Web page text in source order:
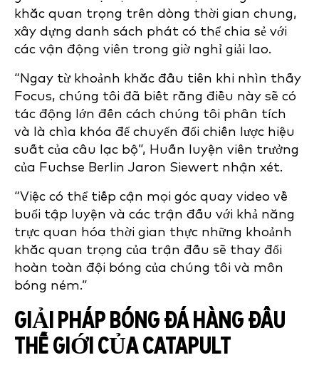
khắc quan trọng trên dòng thời gian chung,
xây dựng danh sách phát có thể chia sẻ với
các vận động viên trong giờ nghỉ giải lao.
“Ngay từ khoảnh khắc đầu tiên khi nhìn thấy
Focus, chúng tôi đã biết rằng điều này sẽ có
tác động lớn đến cách chúng tôi phân tích
và là chìa khóa để chuyển đổi chiến lược hiệu
suất của câu lạc bộ”, Huấn luyện viên trưởng
của Fuchse Berlin Jaron Siewert nhận xét.
“Việc có thể tiếp cận mọi góc quay video về
buổi tập luyện và các trận đấu với khả năng
trực quan hóa thời gian thực những khoảnh
khắc quan trọng của trận đấu sẽ thay đổi
hoàn toàn đội bóng của chúng tôi và môn
bóng ném.”
GIẢI PHÁP BÓNG ĐÁ HÀNG ĐẦU
THẾ GIỚI CỦA CATAPULT